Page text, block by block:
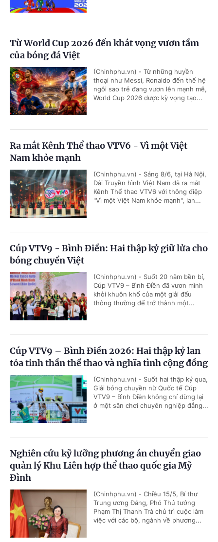
Từ World Cup 2026 đến khát vọng vươn tầm
của bóng đá Việt
(Chinhphu.vn) - Từ những huyền
thoại như Messi, Ronaldo đến thế hệ
ngôi sao trẻ đang vươn lên mạnh mẽ,
World Cup 2026 được kỳ vọng tạo...
Ra mắt Kênh Thể thao VTV6 - Vì một Việt
Nam khỏe mạnh
(Chinhphu.vn) - Sáng 8/6, tại Hà Nội,
Đài Truyền hình Việt Nam đã ra mắt
Kênh Thể thao VTV6 với thông điệp
"Vì một Việt Nam khỏe mạnh", lan...
Cúp VTV9 - Bình Điền: Hai thập kỷ giữ lửa cho
bóng chuyền Việt
(Chinhphu.vn) - Suốt 20 năm bền bỉ,
Cúp VTV9 – Bình Điền đã vươn mình
khỏi khuôn khổ của một giải đấu
thông thường để trở thành một...
Cúp VTV9 – Bình Điền 2026: Hai thập kỷ lan
tỏa tinh thần thể thao và nghĩa tình cộng đồng
(Chinhphu.vn) - Suốt hai thập kỷ qua,
Giải bóng chuyền nữ Quốc tế Cúp
VTV9 – Bình Điền không chỉ dừng lại
ở một sân chơi chuyên nghiệp đẳng...
Nghiên cứu kỹ lưỡng phương án chuyển giao
quản lý Khu Liên hợp thể thao quốc gia Mỹ
Đình
(Chinhphu.vn) - Chiều 15/5, Bí thư
Trung ương Đảng, Phó Thủ tướng
Phạm Thị Thanh Trà chủ trì cuộc làm
việc với các bộ, ngành về phương...